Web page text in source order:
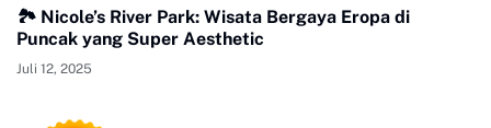
🏞️ Nicole’s River Park: Wisata Bergaya Eropa di
Puncak yang Super Aesthetic
Juli 12, 2025